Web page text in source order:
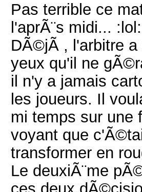
Pas terrible ce
l'aprÃ¨s midi... :lol:
DÃ©jÃ , l'arbitre
yeux qu'il ne
il n'y a jamais
les joueurs. Il
mi temps sur une
voyant que
transformer en
Le deuxiÃ¨me
ces deux